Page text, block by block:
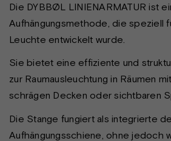
Die DYBBØL LINIENARMATUR ist
Aufhängungsmethode, die speziell
Leuchte entwickelt wurde.
Sie bietet eine effiziente und
zur Raumausleuchtung in Räumen
schrägen Decken oder sichtbaren
Die Stange fungiert als integrierte
Aufhängungsschiene, ohne jedoch